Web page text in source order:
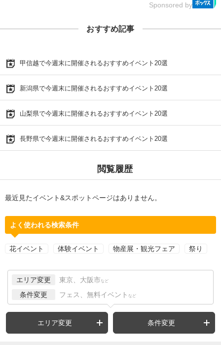
Sponsored by
おすすめ記事
甲信越で今週末に開催されるおすすめイベント20選
新潟県で今週末に開催されるおすすめイベント20選
山梨県で今週末に開催されるおすすめイベント20選
長野県で今週末に開催されるおすすめイベント20選
閲覧履歴
最近見たイベント&スポットページはありません。
よく使われる検索条件
花イベント 体験イベント 物産展・観光フェア 祭り
エリア変更 東京、大阪市 など
条件変更 フェス、無料イベント など
エリア変更 条件変更